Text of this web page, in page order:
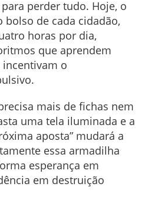
perder tudo. Hoje, o
bolso de cada cidadão,
horas por dia,
que aprendem
o
mais de fichas nem
uma tela iluminada e a
aposta” mudará a
essa armadilha
esperança em
em destruição